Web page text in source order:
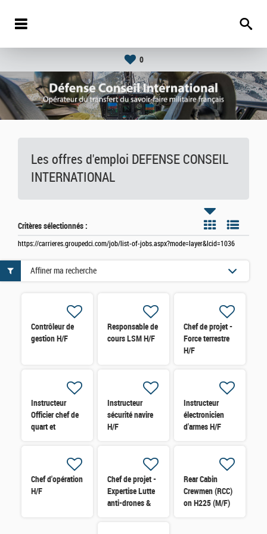
0
Les offres d'emploi DEFENSE CONSEIL
INTERNATIONAL
Critères sélectionnés :
https://carrieres.groupedci.com/job/list-of-jobs.aspx?mode=layer&lcid=1036
Contrôleur de
gestion H/F
Responsable de
cours LSM H/F
Chef de projet -
Force terrestre
H/F
Instructeur
Officier chef de
quart et
Instructeur
sécurité navire
H/F
Instructeur
électronicien
d'armes H/F
Chef d'opération
H/F
Chef de projet -
Expertise Lutte
anti-drones &
Rear Cabin
Crewmen (RCC)
on H225 (M/F)
Affiner ma recherche